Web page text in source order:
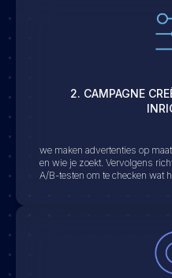
2. CAMPAGNE
we maken advertenties op
en wie je zoekt. Vervolgens
A/B-testen om te checken wat